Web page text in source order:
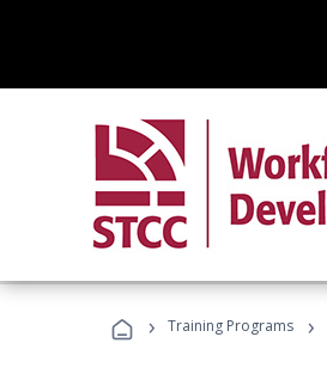
› Training Programs ›